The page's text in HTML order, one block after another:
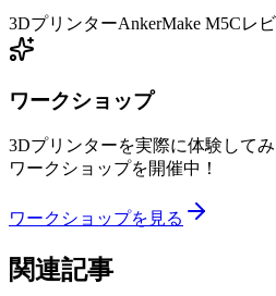
3DプリンターAnkerMake M5Cレ
ワークショップ
3Dプリンターを実際に体験して
ワークショップを開催中！
ワークショップを見る
関連記事